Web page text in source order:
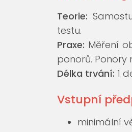
Teorie:
testu.
Praxe: Měření
ponorů. Ponory
Délka trvání: 1
Vstupní
minimální